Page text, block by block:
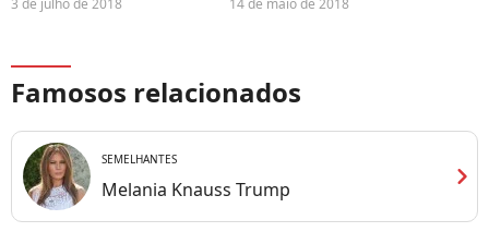
3 de julho de 2018 14 de maio de 2018
Famosos relacionados
SEMELHANTES
Melania Knauss Trump chevron_right